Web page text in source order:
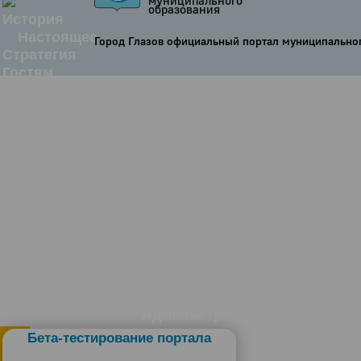
История
Настоящее
Стратегия
Гостям
Бета-тестирование портала
образования
Город Глазов официальный портал